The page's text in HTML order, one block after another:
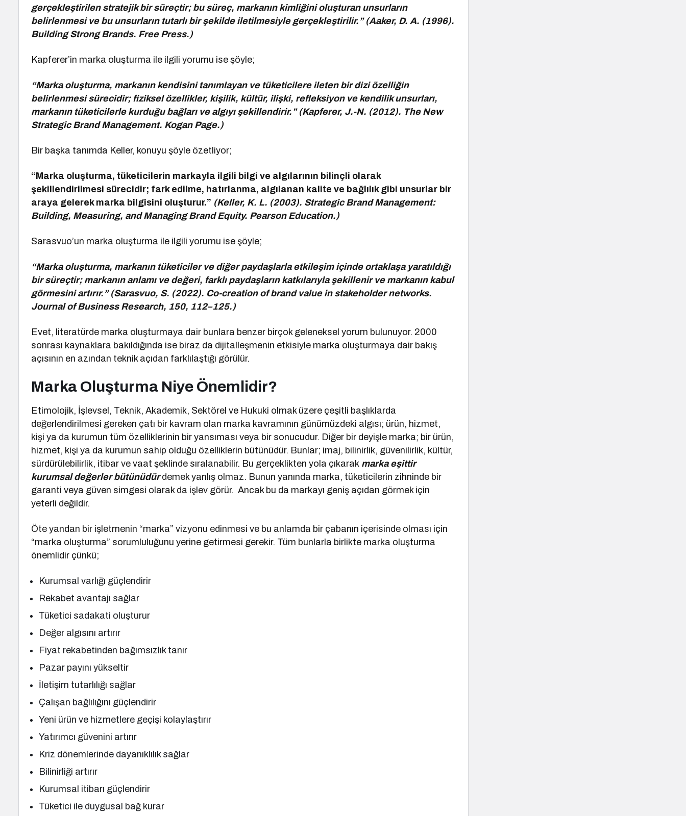
gerçekleştirilen stratejik bir süreçtir; bu süreç, markanın kimliğini oluşturan unsurların
belirlenmesi ve bu unsurların tutarlı bir şekilde iletilmesiyle gerçekleştirilir.” (Aaker, D. A. (1996).
Building Strong Brands. Free Press.)
Kapferer’in marka oluşturma ile ilgili yorumu ise şöyle;
“Marka oluşturma, markanın kendisini tanımlayan ve tüketicilere ileten bir dizi özelliğin
belirlenmesi sürecidir; fiziksel özellikler, kişilik, kültür, ilişki, refleksiyon ve kendilik unsurları,
markanın tüketicilerle kurduğu bağları ve algıyı şekillendirir.” (Kapferer, J.-N. (2012). The New
Strategic Brand Management. Kogan Page.)
Bir başka tanımda Keller, konuyu şöyle özetliyor;
“Marka oluşturma, tüketicilerin markayla ilgili bilgi ve algılarının bilinçli olarak
şekillendirilmesi sürecidir; fark edilme, hatırlanma, algılanan kalite ve bağlılık gibi unsurlar bir
araya gelerek marka bilgisini oluşturur.” (Keller, K. L. (2003). Strategic Brand Management:
Building, Measuring, and Managing Brand Equity. Pearson Education.)
Sarasvuo’un marka oluşturma ile ilgili yorumu ise şöyle;
“Marka oluşturma, markanın tüketiciler ve diğer paydaşlarla etkileşim içinde ortaklaşa yaratıldığı
bir süreçtir; markanın anlamı ve değeri, farklı paydaşların katkılarıyla şekillenir ve markanın kabul
görmesini artırır.” (Sarasvuo, S. (2022). Co-creation of brand value in stakeholder networks.
Journal of Business Research, 150, 112–125.)
Evet, literatürde marka oluşturmaya dair bunlara benzer birçok geleneksel yorum bulunuyor. 2000
sonrası kaynaklara bakıldığında ise biraz da dijitalleşmenin etkisiyle marka oluşturmaya dair bakış
açısının en azından teknik açıdan farklılaştığı görülür.
Marka Oluşturma Niye Önemlidir?
Etimolojik, İşlevsel, Teknik, Akademik, Sektörel ve Hukuki olmak üzere çeşitli başlıklarda
değerlendirilmesi gereken çatı bir kavram olan marka kavramının günümüzdeki algısı; ürün, hizmet,
kişi ya da kurumun tüm özelliklerinin bir yansıması veya bir sonucudur. Diğer bir deyişle marka; bir ürün,
hizmet, kişi ya da kurumun sahip olduğu özelliklerin bütünüdür. Bunlar; imaj, bilinirlik, güvenilirlik, kültür,
sürdürülebilirlik, itibar ve vaat şeklinde sıralanabilir. Bu gerçeklikten yola çıkarak marka eşittir
kurumsal değerler bütünüdürdemek yanlış olmaz. Bunun yanında marka, tüketicilerin zihninde bir
garanti veya güven simgesi olarak da işlev görür. Ancak bu da markayı geniş açıdan görmek için
yeterli değildir.
Öte yandan bir işletmenin “marka” vizyonu edinmesi ve bu anlamda bir çabanın içerisinde olması için
“marka oluşturma” sorumluluğunu yerine getirmesi gerekir. Tüm bunlarla birlikte marka oluşturma
önemlidir çünkü;
Kurumsal varlığı güçlendirir
Rekabet avantajı sağlar
Tüketici sadakati oluşturur
Değer algısını artırır
Fiyat rekabetinden bağımsızlık tanır
Pazar payını yükseltir
İletişim tutarlılığı sağlar
Çalışan bağlılığını güçlendirir
Yeni ürün ve hizmetlere geçişi kolaylaştırır
Yatırımcı güvenini artırır
Kriz dönemlerinde dayanıklılık sağlar
Bilinirliği artırır
Kurumsal itibarı güçlendirir
Tüketici ile duygusal bağ kurar